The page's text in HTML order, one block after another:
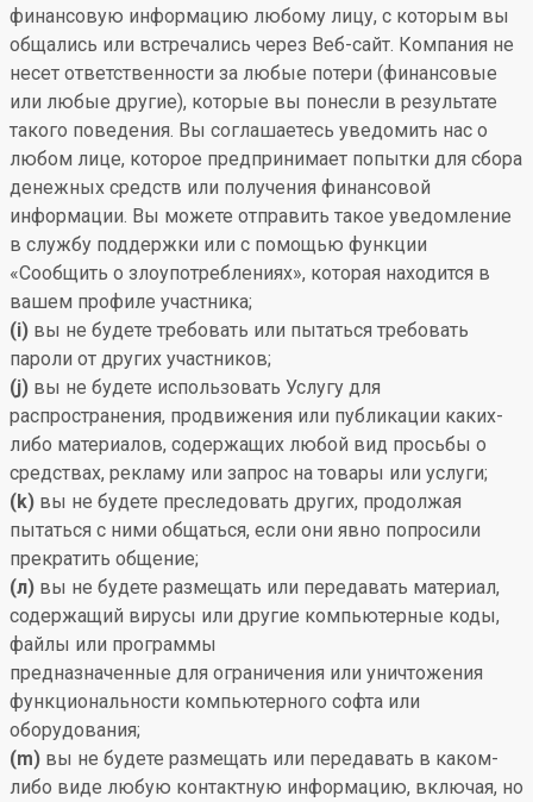
финансовую информацию любому лицу, с которым вы
общались или встречались через Веб-сайт. Компания не
несет ответственности за любые потери (финансовые
или любые другие), которые вы понесли в результате
такого поведения. Вы соглашаетесь уведомить нас о
любом лице, которое предпринимает попытки для сбора
денежных средств или получения финансовой
информации. Вы можете отправить такое уведомление
в службу поддержки или с помощью функции
«Сообщить о злоупотреблениях», которая находится в
вашем профиле участника;
(i) вы не будете требовать или пытаться требовать
пароли от других участников;
(j) вы не будете использовать Услугу для
распространения, продвижения или публикации каких-
либо материалов, содержащих любой вид просьбы о
средствах, рекламу или запрос на товары или услуги;
(k) вы не будете преследовать других, продолжая
пытаться с ними общаться, если они явно попросили
прекратить общение;
(л) вы не будете размещать или передавать материал,
содержащий вирусы или другие компьютерные коды,
файлы или программы
предназначенные для ограничения или уничтожения
функциональности компьютерного софта или
оборудования;
(m) вы не будете размещать или передавать в каком-
либо виде любую контактную информацию, включая, но